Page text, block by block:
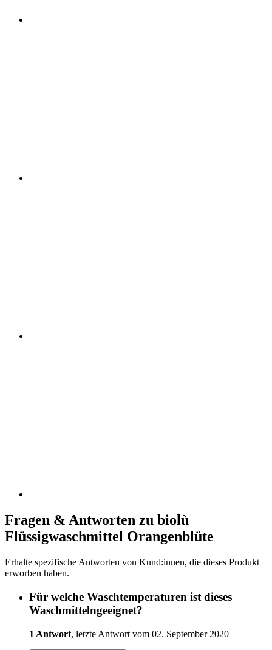
Fragen & Antworten zu biolù
Flüssigwaschmittel Orangenblüte
Erhalte spezifische Antworten von Kund:innen, die dieses Produkt
erworben haben.
Für welche Waschtemperaturen ist dieses
Waschmittelngeeignet?
1 Antwort, letzte Antwort vom 02. September 2020